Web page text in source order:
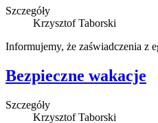
Szczegóły
Krzysztof Taborski
Informujemy, że zaświadczenia z
Bezpieczne wakacje
Szczegóły
Krzysztof Taborski